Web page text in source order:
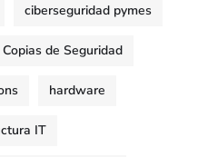
ciberseguridad pymes
Copias de Seguridad
hardware
IT